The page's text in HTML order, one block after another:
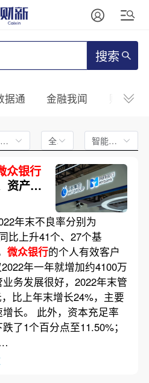
搜索
据通 金融我闻 财新
时间不限 全文 智能排序
众银行
资产负
年末不良率分别为
比上升41个、27个基
微众银行的个人有效客户
年一年就增加约4100万
务发展很好，2022年末管
比上年末增长24%，主要
长。 此外，资本充足率
了1个百分点至11.50%；